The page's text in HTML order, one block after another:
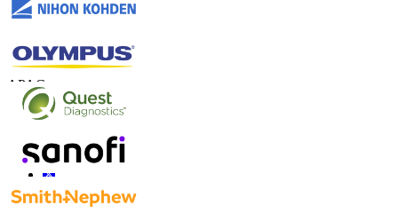
Contate-nos
US+1 833 909 2966 ( chamada gratuita )
UK+44 808 502 0280 (chamada gratuita )
APAC
sales@fortunebusinessinsights.com
Conecte-se conosco